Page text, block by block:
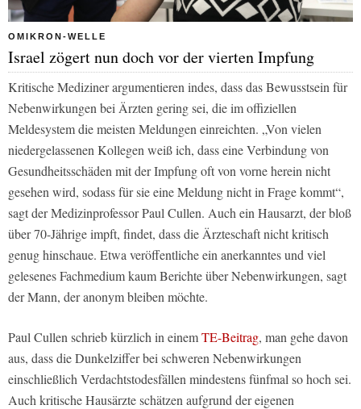
OMIKRON-WELLE
Israel zögert nun doch vor der vierten Impfung
Kritische Mediziner argumentieren indes, dass das Bewusstsein für
Nebenwirkungen bei Ärzten gering sei, die im offiziellen
Meldesystem die meisten Meldungen einreichten. „Von vielen
niedergelassenen Kollegen weiß ich, dass eine Verbindung von
Gesundheitsschäden mit der Impfung oft von vorne herein nicht
gesehen wird, sodass für sie eine Meldung nicht in Frage kommt“,
sagt der Medizinprofessor Paul Cullen. Auch ein Hausarzt, der bloß
über 70-Jährige impft, findet, dass die Ärzteschaft nicht kritisch
genug hinschaue. Etwa veröffentliche ein anerkanntes und viel
gelesenes Fachmedium kaum Berichte über Nebenwirkungen, sagt
der Mann, der anonym bleiben möchte.
Paul Cullen schrieb kürzlich in einemTE-Beitrag, man gehe davon
aus, dass die Dunkelziffer bei schweren Nebenwirkungen
einschließlich Verdachtstodesfällen mindestens fünfmal so hoch sei.
Auch kritische Hausärzte schätzen aufgrund der eigenen